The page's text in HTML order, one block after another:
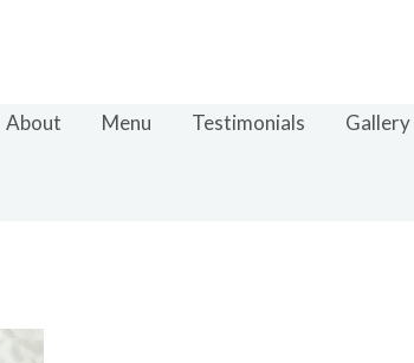
About
Menu Testimonials Gallery